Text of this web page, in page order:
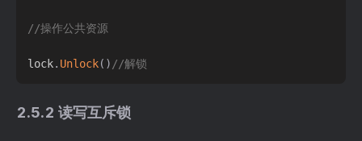
//操作公共资源
lock. Unlock( ) //解锁
2.5.2 读写互斥锁